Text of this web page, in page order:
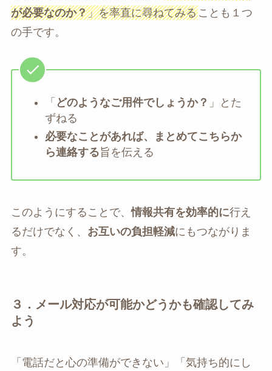
が必要なのか？」を率直に尋ねてみることも１つ
の手です。
「 どのようなご用件でしょうか？ 」とた
ずねる
必要なことがあれば、まとめてこちらか
ら連絡する旨を伝える
このようにすることで、情報共有を効率的に行え
るだけでなく、 お互いの負担軽減にもつながりま
す。
３．メール対応が可能かどうかも確認してみ
よう
「電話だと心の準備ができない」「気持ち的にし